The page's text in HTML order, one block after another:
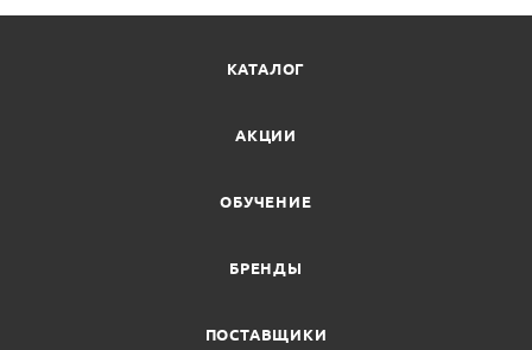
КАТАЛОГ
АКЦИИ
ОБУЧЕНИЕ
БРЕНДЫ
ПОСТАВЩИКИ